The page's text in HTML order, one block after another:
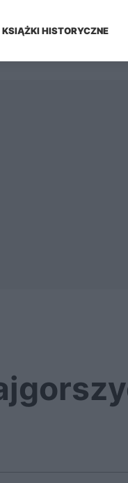
KSIĄŻKI HISTORYCZNE